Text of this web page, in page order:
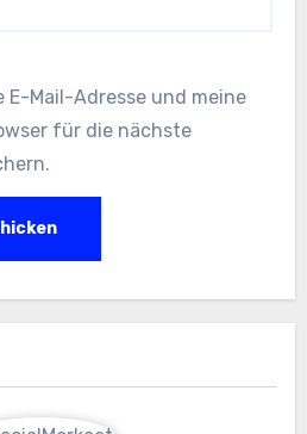
E-Mail-Adresse und meine
für die nächste